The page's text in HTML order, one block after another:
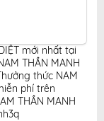
mới nhất tại
THẦN MANH
thức NAM
phí trên
THẦN MANH